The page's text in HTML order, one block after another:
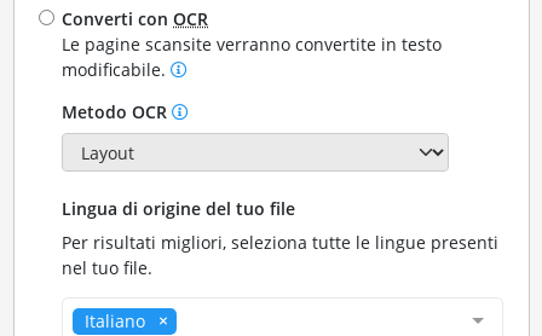
Converti conOCR
Le pagine scansite verranno convertite in testo
modificabile.
Metodo OCR
Lingua di origine del tuo file
Per risultati migliori, seleziona tutte le lingue presenti
nel tuo file.
Italiano